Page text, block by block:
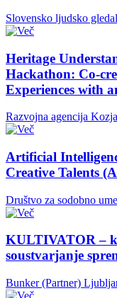
Slovensko ljudsko
Heritage
Hackathon: Co-
Experiences with
Razvojna agencija
Artificial
Creative Talents
Društvo za sodobno
KULTIVATOR –
soustvarjanje
Bunker (Partner)